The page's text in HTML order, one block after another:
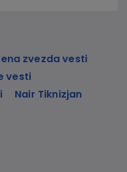
zvezda vesti
vesti
Nair Tiknizjan